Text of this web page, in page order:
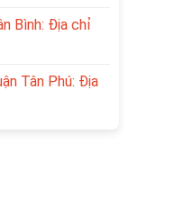
Bình: Địa chỉ
Tân Phú: Địa